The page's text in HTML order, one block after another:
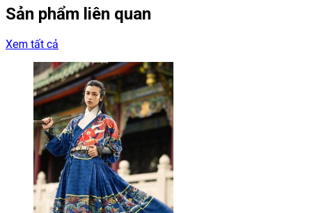
Sản phẩm liên quan
Xem tất cả